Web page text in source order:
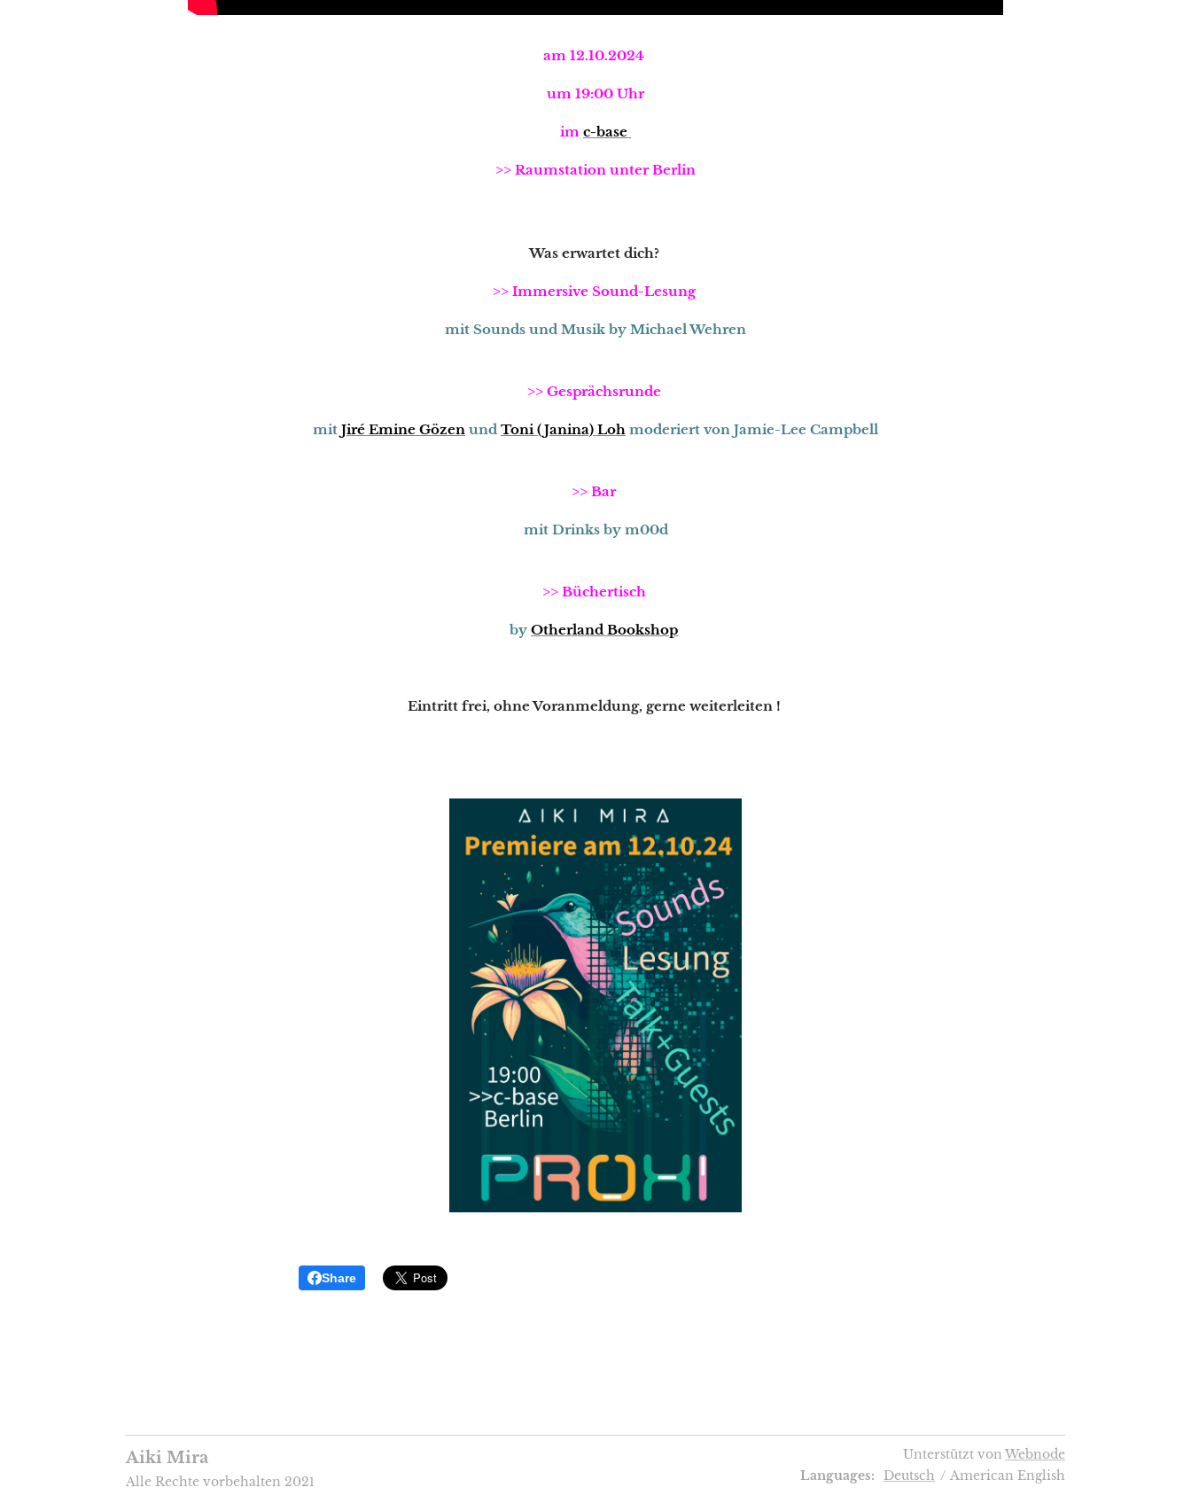
am 12.10.2024
um 19:00 Uhr
im c-base
>> Raumstation unter Berlin
Was erwartet dich?
>> Immersive Sound-Lesung
mit Sounds und Musik by Michael Wehren
>> Gesprächsrunde
mit Jiré Emine Gözen und Toni (Janina) Loh moderiert von Jamie-Lee Campbell
>> Bar
mit Drinks by m00d
>> Büchertisch
by Otherland Bookshop
Eintritt frei, ohne Voranmeldung, gerne weiterleiten !
Share
Aiki Mira
Alle Rechte vorbehalten 2021
Unterstützt von Webnode
Languages
Deutsch American English